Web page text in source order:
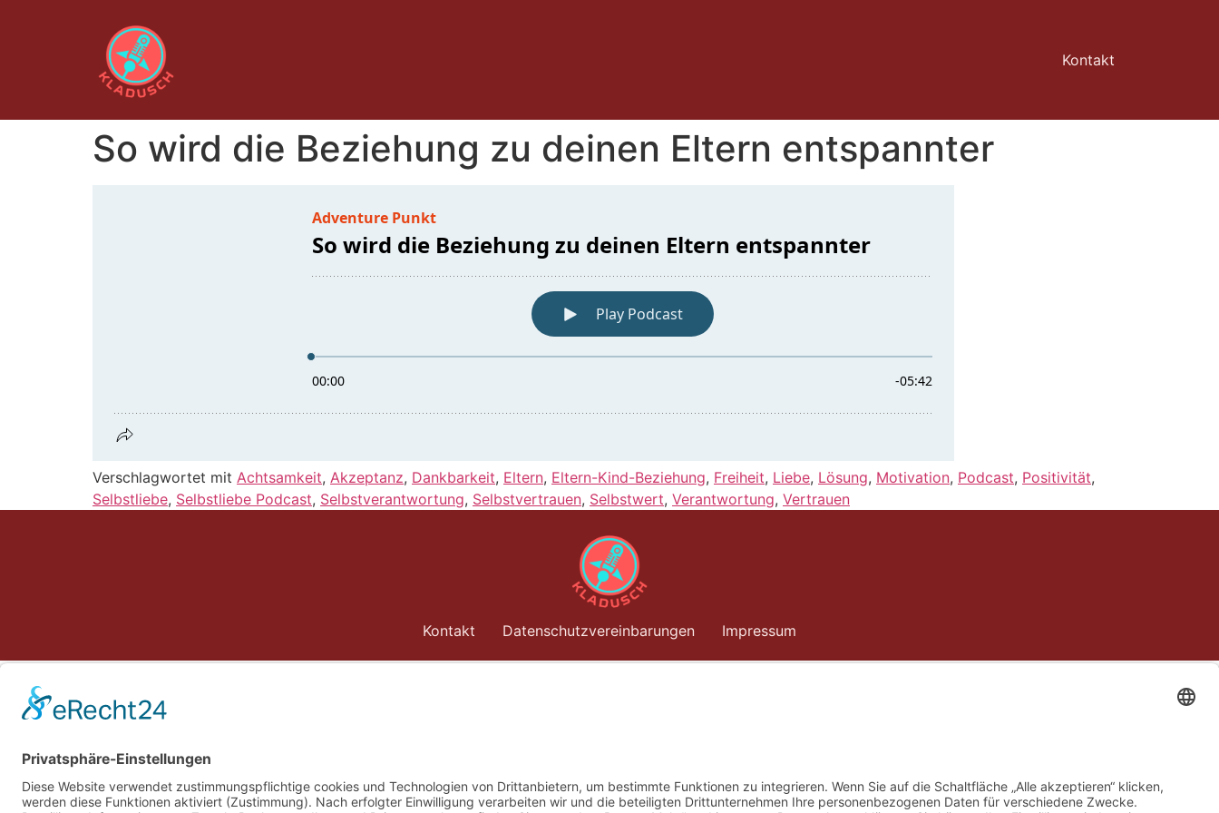
Kontakt
So wird die Beziehung zu deinen Eltern entspannter
Verschlagwortet mit Achtsamkeit, Akzeptanz, Dankbarkeit, Eltern, Eltern-Kind-Beziehung, Freiheit, Liebe, Lösung, Motivation, Podcast, Positivität,
Selbstliebe, Selbstliebe Podcast, Selbstverantwortung, Selbstvertrauen, Selbstwert, Verantwortung, Vertrauen
Kontakt Datenschutzvereinbarungen Impressum